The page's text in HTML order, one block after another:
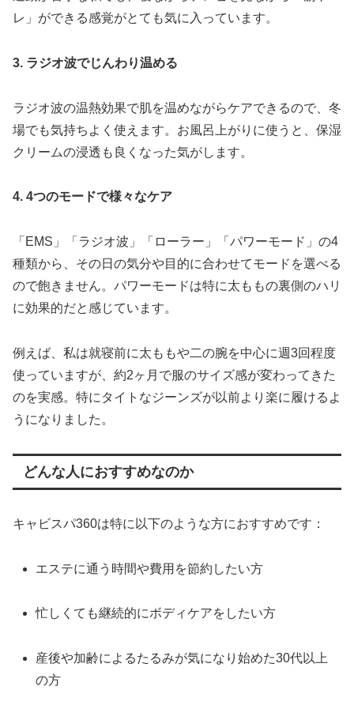
レ」ができる感覚がとても気に入っています。
3. ラジオ波でじんわり温める
ラジオ波の温熱効果で肌を温めながらケアできるので、冬
場でも気持ちよく使えます。お風呂上がりに使うと、保湿
クリームの浸透も良くなった気がします。
4. 4つのモードで様々なケア
「EMS」「ラジオ波」「ローラー」「パワーモード」の4
種類から、その日の気分や目的に合わせてモードを選べる
ので飽きません。パワーモードは特に太ももの裏側のハリ
に効果的だと感じています。
例えば、私は就寝前に太ももや二の腕を中心に週3回程度
使っていますが、約2ヶ月で服のサイズ感が変わってきた
のを実感。特にタイトなジーンズが以前より楽に履けるよ
うになりました。
どんな人におすすめなのか
キャビスパ360は特に以下のような方におすすめです：
エステに通う時間や費用を節約したい方
忙しくても継続的にボディケアをしたい方
産後や加齢によるたるみが気になり始めた30代以上
の方